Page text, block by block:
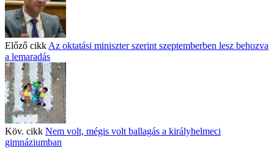
Előző cikk Az oktatási miniszter szerint szeptemberben lesz behozva
a lemaradás
Köv. cikk Nem volt, mégis volt ballagás a királyhelmeci
gimnáziumban